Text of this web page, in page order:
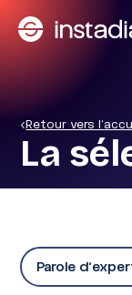
<Retour vers
La
Parole